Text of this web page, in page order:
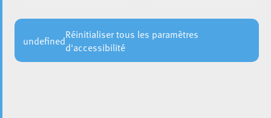
undefinedRéinitialiser tous les paramètres
d'accessibilité